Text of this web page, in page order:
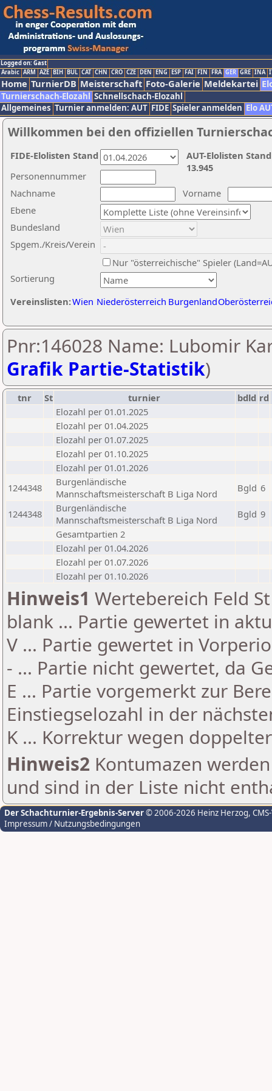
Logged on: Gast
Arabic ARM AZE BIH BUL CAT CHN CRO CZE DEN ENG ESP FAI FIN FRA GER GRE INA
Home TurnierDB Meisterschaft Foto-Galerie Meldekartei
Turnierschach-Elozahl Schnellschach-Elozahl
Allgemeines Turnier anmelden: AUT FIDE Spieler anmelden Elo
Willkommen bei den offiziellen
Nachname
Vorname
Ebene
Sortierung
Personennummer
Bundesland
Spgem./Kreis/Verein
Nur "österreichische" Spieler
Vereinslisten:Wien Niederösterreich Burgenland
AUT-Elolisten
13.945
FIDE-Elolisten Stand
Pnr:146028 Name: Lubomir
Grafik Partie-Statistik)
tnr St turnier bdld rd
Elozahl per 01.01.2025
Elozahl per 01.04.2025
Elozahl per 01.07.2025
Elozahl per 01.10.2025
Elozahl per 01.01.2026
1244348
Burgenländische
Mannschaftsmeisterschaft B Liga Nord
Bgld 6
1244348
Burgenländische
Mannschaftsmeisterschaft B Liga Nord
Bgld 9
Gesamtpartien 2
Elozahl per 01.04.2026
Elozahl per 01.07.2026
Elozahl per 01.10.2026
Hinweis1 Wertebereich Feld
blank ... Partie gewertet in
V ... Partie gewertet in
- ... Partie nicht gewertet, da
E ... Partie vorgemerkt zur
Einstiegselozahl in der
K ... Korrektur wegen
Hinweis2 Kontumazen
und sind in der Liste nicht
Der Schachturnier-Ergebnis-Server© 2006-2026 Heinz Herzog,
Impressum / Nutzungsbedingungen